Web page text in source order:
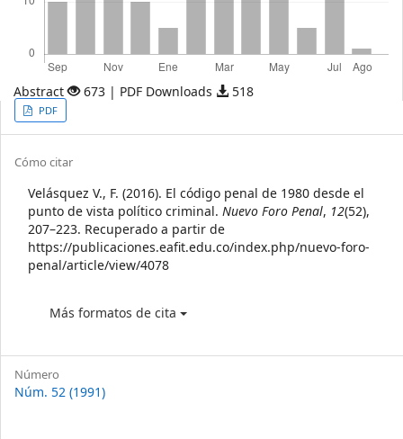
Abstract 673 | PDF Downloads 518
Article
Sidebar
PDF
Article
Details
Cómo citar
Velásquez V., F. (2016). El código penal de 1980 desde el
punto de vista político criminal. Nuevo Foro Penal, 12(52),
207–223. Recuperado a partir de
https://publicaciones.eafit.edu.co/index.php/nuevo-foro-
penal/article/view/4078
Más formatos de cita
Número
Núm. 52 (1991)